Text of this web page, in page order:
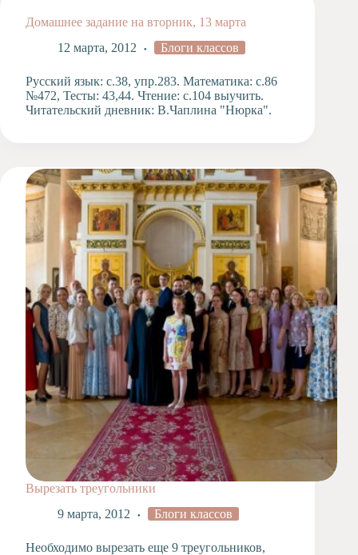
Домашнее задание на вторник, 13 марта
12 марта, 2012
Блоги классов
Русский язык: с.38, упр.283. Математика: с.86
№472, Тесты: 43,44. Чтение: с.104 выучить.
Читательский дневник: В.Чаплина "Нюрка".
Вырезать треугольники
9 марта, 2012
Блоги классов
Необходимо вырезать еще 9 треугольников,